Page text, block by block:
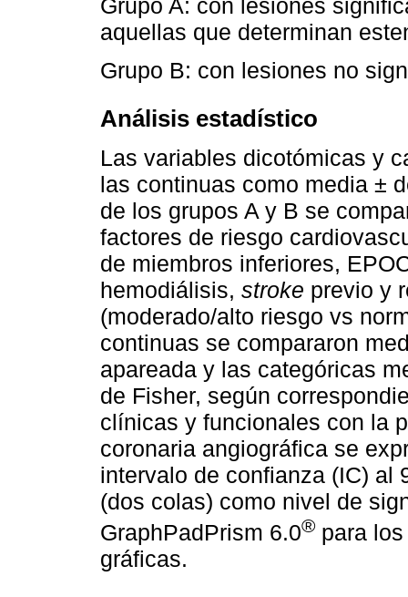
Grupo A: con lesiones
aquellas que determinan
Grupo B: con lesiones no
Análisis estadístico
Las variables dicotómicas y
las continuas como media ±
de los grupos A y B se
factores de riesgo
de miembros inferiores,
hemodiálisis, stroke previo y
(moderado/alto riesgo vs
continuas se compararon
apareada y las categóricas
de Fisher, según
clínicas y funcionales con la
coronaria angiográfica se
intervalo de confianza (IC) al
(dos colas) como nivel de
GraphPadPrism 6.0® para
gráficas.